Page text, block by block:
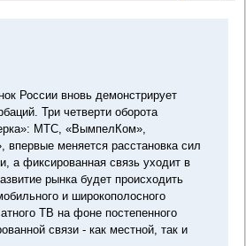
России вновь демонстрирует
Три четверти оборота
МТС, «ВымпелКом»,
меняется расстановка сил
а фиксированная связь уходит в
рынка будет происходить
и широкополосного
ТВ на фоне постепенного
связи - как местной, так и